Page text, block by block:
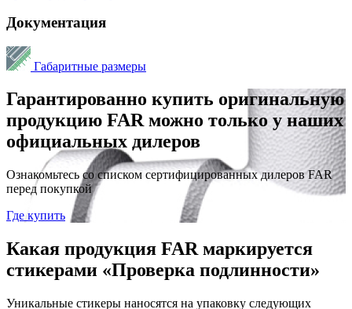
Документация
Габаритные размеры
Гарантированно купить оригинальную
продукцию FAR можно только у наших
официальных дилеров
Ознакомьтесь со списком сертифицированных дилеров FAR
перед покупкой
Где купить
Какая продукция FAR маркируется
стикерами «Проверка подлинности»
Уникальные стикеры наносятся на упаковку следующих